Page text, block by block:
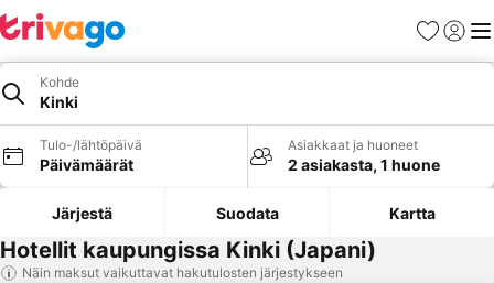
Suosikit
Kohde
Kinki
Tulo-/lähtöpäivä
Päivämäärät
Asiakkaat ja huoneet
2 asiakasta, 1 huone
Järjestä Suodata Kartta
Hotellit kaupungissa Kinki (Japani)
Näin maksut vaikuttavat hakutulosten järjestykseen